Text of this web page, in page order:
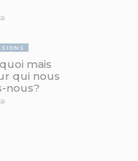
mais
qui nous
nous?